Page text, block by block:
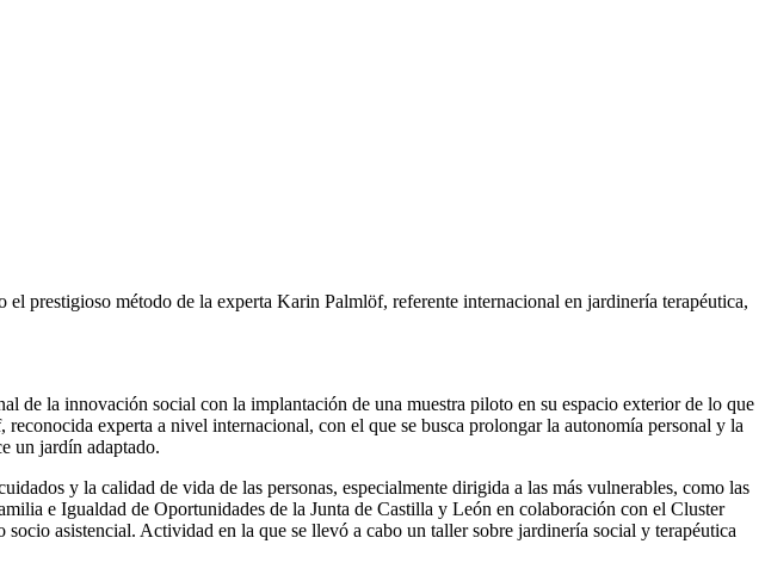
prestigioso método de la experta Karin Palmlöf, referente internacional en jardinería terapéutica,
de la innovación social con la implantación de una muestra piloto en su espacio exterior de lo que
experta a nivel internacional, con el que se busca prolongar la autonomía personal y la
un jardín adaptado.
y la calidad de vida de las personas, especialmente dirigida a las más vulnerables, como las
e Igualdad de Oportunidades de la Junta de Castilla y León en colaboración con el Cluster
asistencial. Actividad en la que se llevó a cabo un taller sobre jardinería social y terapéutica